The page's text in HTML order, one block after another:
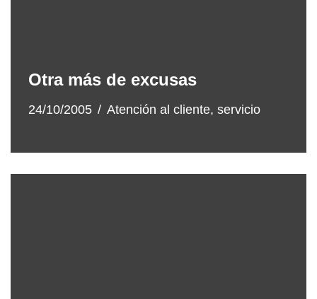
Otra más de excusas
24/10/2005 Atención al cliente, servicio